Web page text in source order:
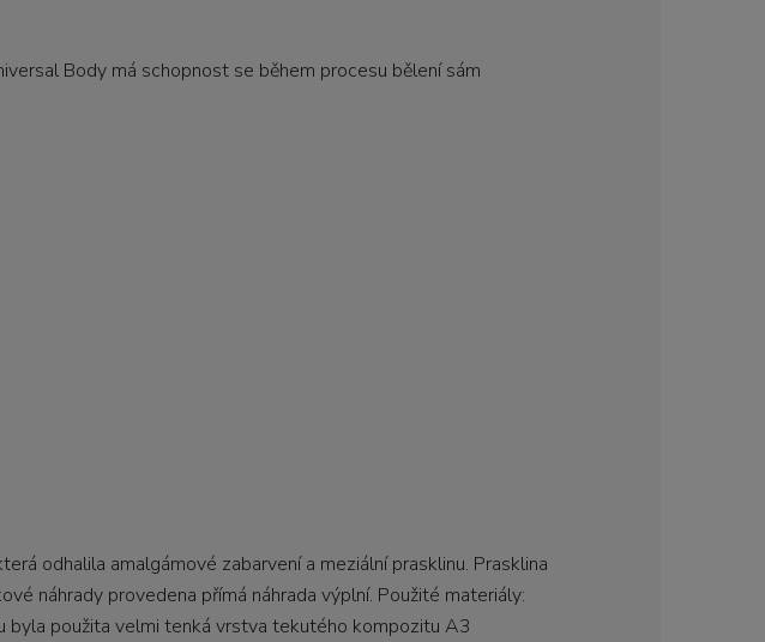
Body má schopnost se během procesu bělení sám
odhalila amalgámové zabarvení a meziální prasklinu. Prasklina
náhrady provedena přímá náhrada výplní. Použité materiály:
použita velmi tenká vrstva tekutého kompozitu A3